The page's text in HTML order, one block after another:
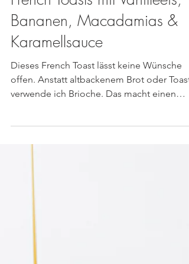
French Toasts mit Vanilleeis,
Bananen, Macadamias &
Karamellsauce
Dieses French Toast lässt keine Wünsche
verwende ich Brioche. Das macht einen
echten...